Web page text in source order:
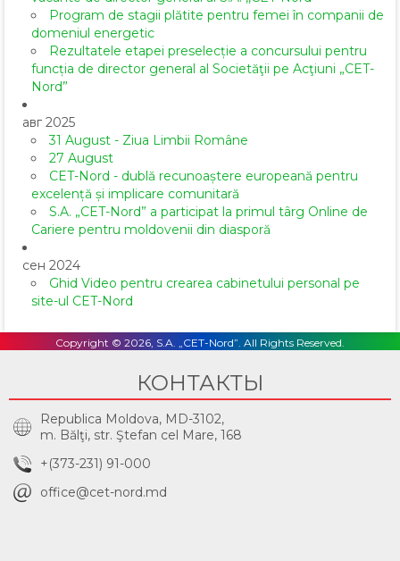
Program de stagii plătite pentru femei în companii de
domeniul energetic
Rezultatele etapei preselecție a concursului pentru
funcția de director general al Societăţii pe Acţiuni „CET-
Nord”
авг 2025
31 August - Ziua Limbii Române
27 August
CET-Nord - dublă recunoaștere europeană pentru
excelență și implicare comunitară
S.A. „CET-Nord” a participat la primul târg Online de
Cariere pentru moldovenii din diasporă
сен 2024
Ghid Video pentru crearea cabinetului personal pe
site-ul CET-Nord
Copyright © 2026, S.A. „CET-Nord”. All Rights Reserved.
КОНТАКТЫ
Republica Moldova, MD-3102,
m. Bălţi, str. Ştefan cel Mare, 168
+(373-231) 91-000
office@cet-nord.md